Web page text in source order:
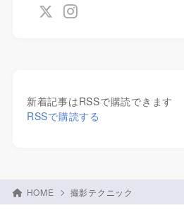
新着記事はRSSで購読できます
RSSで購読する
HOME 撮影テクニック